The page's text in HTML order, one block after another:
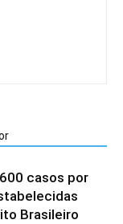
casos por
Brasileiro